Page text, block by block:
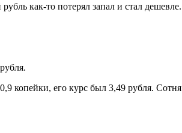
как-то потерял запал и стал
рубля.
копейки, его курс был 3,49 рубля.